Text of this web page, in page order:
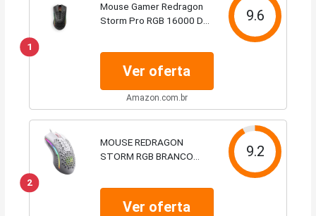
1
Mouse Gamer Redragon
Storm Pro RGB 16000 DPI
9.6
Ver oferta
Amazon.com.br
2
MOUSE REDRAGON
STORM RGB BRANCO
9.2
Ver oferta